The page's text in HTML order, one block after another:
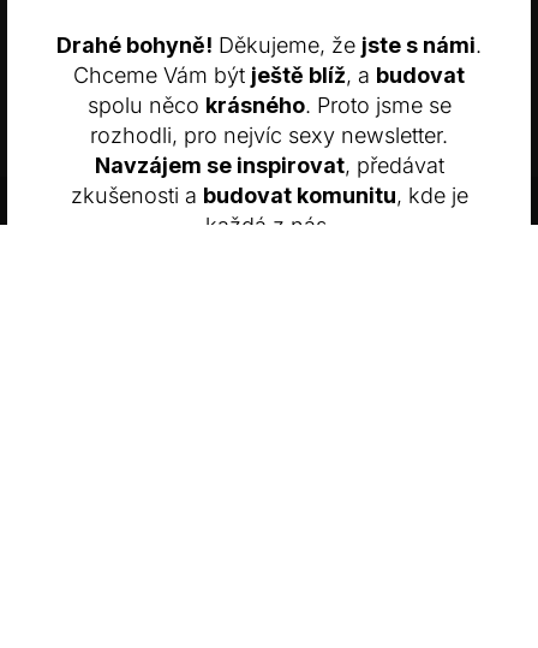
Drahé bohyně! Děkujeme, že jste s námi.
Chceme Vám být ještě blíž, a budovat
spolu něco krásného. Proto jsme se
rozhodli, pro nejvíc sexy newsletter.
Navzájem se inspirovat, předávat
zkušenosti a budovat komunitu, kde je
každá z nás.
© PraváJá. Všechna práva vyhrazena.
Share This Poraďte se se Zdenkou
FUNKČNÍ SOUBORY NEZAŘAZENÉ SOUBORY
VŠE PŘIJMOUT
VŠE ODMÍTNOUT
ZOBRAZIT PODROBNOSTI